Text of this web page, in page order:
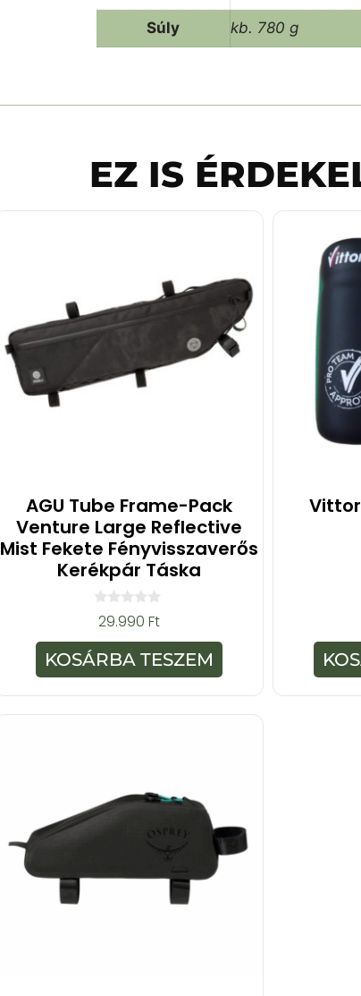
Súly kb. 780 g
EZ IS
AGU Tube Frame-Pack
Venture Large Reflective
Mist Fekete Fényvisszaverős
Kerékpár Táska
0
a
z
5
-
b
29.990 Ft
KOSÁRBA TESZEM